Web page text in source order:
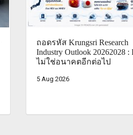
ถอดรหัส Krungsri Research
Industry Outlook 20262028 :
ไม่ใช่อนาคตอีกต่อไป
5 Aug 2026